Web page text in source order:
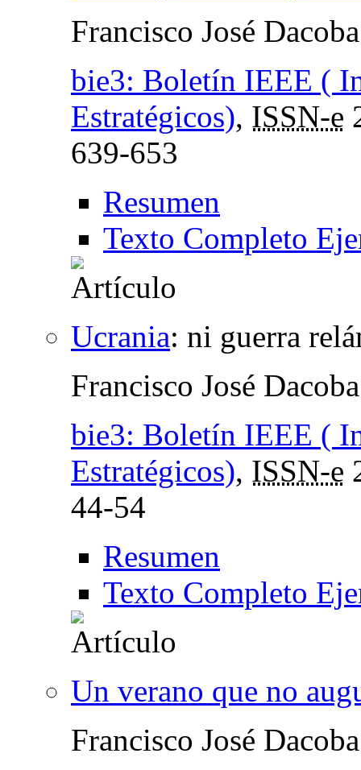
Francisco José
bie3: Boletín IEEE (
Estratégicos), ISSN-e
639-653
Resumen
Texto Completo
Ucrania: ni guerra
Francisco José
bie3: Boletín IEEE (
Estratégicos), ISSN-e
44-54
Resumen
Texto Completo
Un verano que no
Francisco José